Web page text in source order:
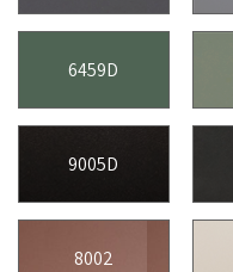
6459D
9005D
8002